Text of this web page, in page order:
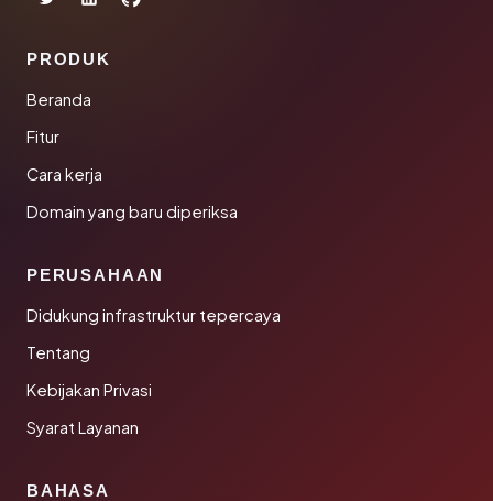
PRODUK
Beranda
Fitur
Cara kerja
Domain yang baru diperiksa
PERUSAHAAN
Didukung infrastruktur tepercaya
Tentang
Kebijakan Privasi
Syarat Layanan
BAHASA